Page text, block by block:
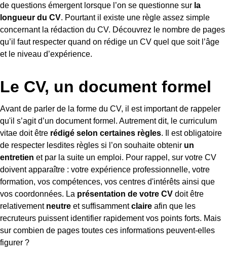
de questions émergent lorsque l’on se questionne sur la
longueur du CV. Pourtant il existe une règle assez simple
concernant la rédaction du CV. Découvrez le nombre de pages
qu’il faut respecter quand on rédige un CV quel que soit l’âge
et le niveau d’expérience.
Le CV, un document formel
Avant de parler de la forme du CV, il est important de rappeler
qu'il s’agit d’un document formel. Autrement dit, le curriculum
vitae doit être rédigé selon certaines règles. Il est obligatoire
de respecter lesdites règles si l’on souhaite obtenir un
entretien et par la suite un emploi. Pour rappel, sur votre CV
doivent apparaître : votre expérience professionnelle, votre
formation, vos compétences, vos centres d'intérêts ainsi que
vos coordonnées. La présentation de votre CV doit être
relativement neutre et suffisammentclaire afin que les
recruteurs puissent identifier rapidement vos points forts. Mais
sur combien de pages toutes ces informations peuvent-elles
figurer ?